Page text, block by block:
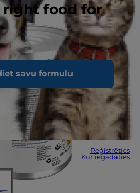
food for
savu formulu
Reģistrēties
Kur iegādāties